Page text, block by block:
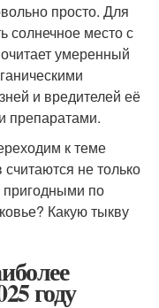
просто. Для
солнечное место с
умеренный
и вредителей её
препаратами.
к теме
не только
по
Какую тыкву
году